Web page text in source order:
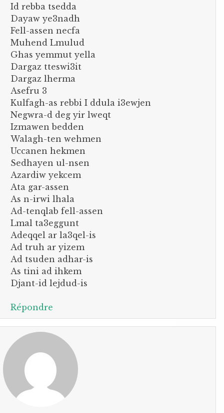
Id rebba tsedda
Dayaw ye3nadh
Fell-assen necfa
Muhend Lmulud
Ghas yemmut yella
Dargaz tteswi3it
Dargaz lherma
Asefru 3
Kulfagh-as rebbi I ddula i3ewjen
Negwra-d deg yir lweqt
Izmawen bedden
Walagh-ten wehmen
Uccanen hekmen
Sedhayen ul-nsen
Azardiw yekcem
Ata gar-assen
As n-irwi lhala
Ad-tenqlab fell-assen
Lmal ta3eggunt
Adeqqel ar la3qel-is
Ad truh ar yizem
Ad tsuden adhar-is
As tini ad ihkem
Djant-id lejdud-is
Répondre